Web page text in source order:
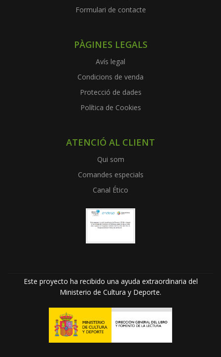
Formulari de contacte
PÀGINES LEGALS
Avís legal
Condicions de venda
Protecció de dades
Política de Cookies
ATENCIÓ AL CLIENT
Qui som
Comandes especials
Canal Ético
Este proyecto ha recibido una ayuda extraordinaria del
Ministerio de Cultura y Deporte.